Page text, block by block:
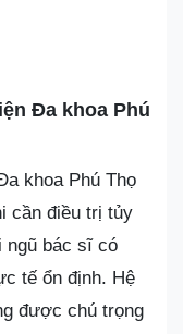
Đa khoa Phú
khoa Phú Thọ
cần điều trị tủy
ngũ bác sĩ có
tế ổn định. Hệ
được chú trọng